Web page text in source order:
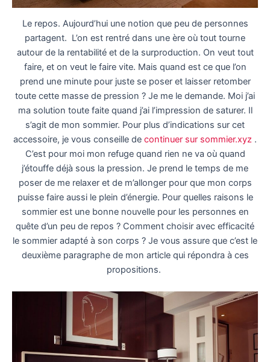
Le repos. Aujourd’hui une notion que peu de personnes
partagent. L’on est rentré dans une ère où tout tourne
autour de la rentabilité et de la surproduction. On veut tout
faire, et on veut le faire vite. Mais quand est ce que l’on
prend une minute pour juste se poser et laisser retomber
toute cette masse de pression ? Je me le demande. Moi j’ai
ma solution toute faite quand j’ai l’impression de saturer. Il
s’agit de mon sommier. Pour plus d’indications sur cet
accessoire, je vous conseille de continuer sur sommier.xyz .
C’est pour moi mon refuge quand rien ne va où quand
j’étouffe déjà sous la pression. Je prend le temps de me
poser de me relaxer et de m’allonger pour que mon corps
puisse faire aussi le plein d’énergie. Pour quelles raisons le
sommier est une bonne nouvelle pour les personnes en
quête d’un peu de repos ? Comment choisir avec efficacité
le sommier adapté à son corps ? Je vous assure que c’est le
deuxième paragraphe de mon article qui répondra à ces
propositions.